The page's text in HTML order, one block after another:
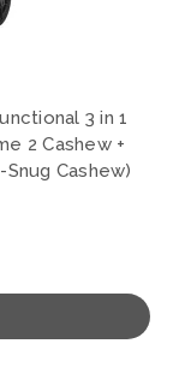
3 in 1
2 Cashew +
Cashew)